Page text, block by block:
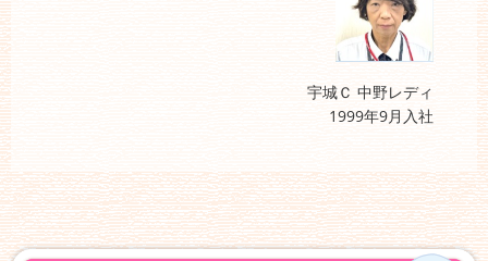
宇城Ｃ 中野レディ
1999年9月入社